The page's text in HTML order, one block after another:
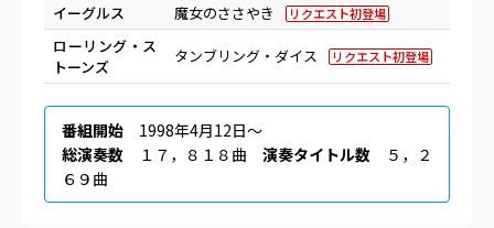
イーグルス 魔女のささやき リクエスト初登場
ローリング・ス
トーンズ
タンブリング・ダイス リクエスト初登場
番組開始 1998年4月12日〜
総演奏数 １７，８１８曲 演奏タイトル数 ５，２
６９曲